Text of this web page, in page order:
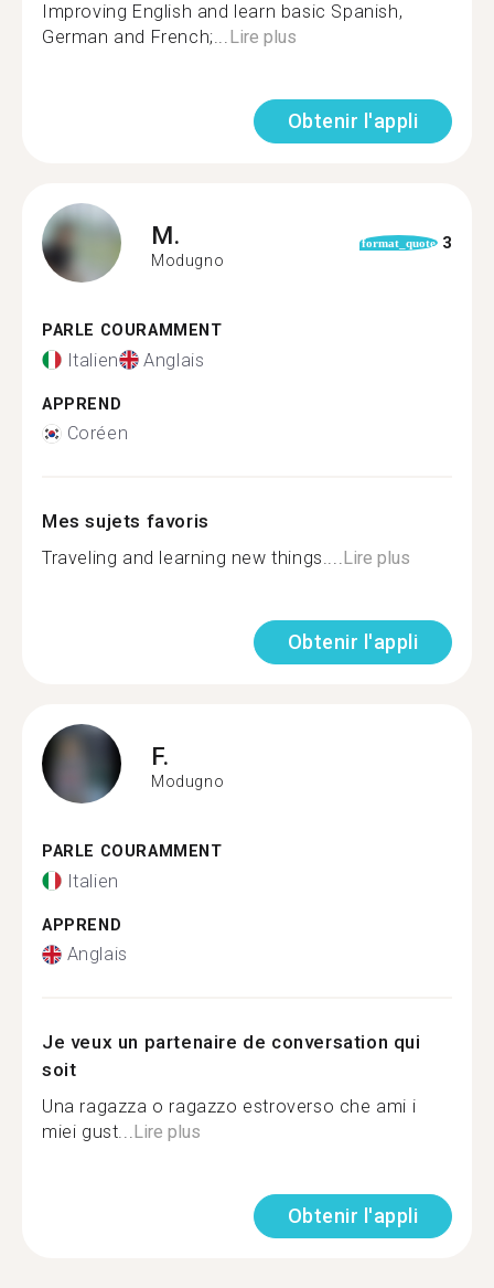
Improving English and learn basic Spanish,
German and French;...Lire plus
Obtenir l'appli
M.
Modugno
format_quote 3
PARLE COURAMMENT
Italien Anglais
APPREND
Coréen
Mes sujets favoris
Traveling and learning new things....Lire plus
Obtenir l'appli
F.
Modugno
PARLE COURAMMENT
Italien
APPREND
Anglais
Je veux un partenaire de conversation qui
soit
Una ragazza o ragazzo estroverso che ami i
miei gust...Lire plus
Obtenir l'appli